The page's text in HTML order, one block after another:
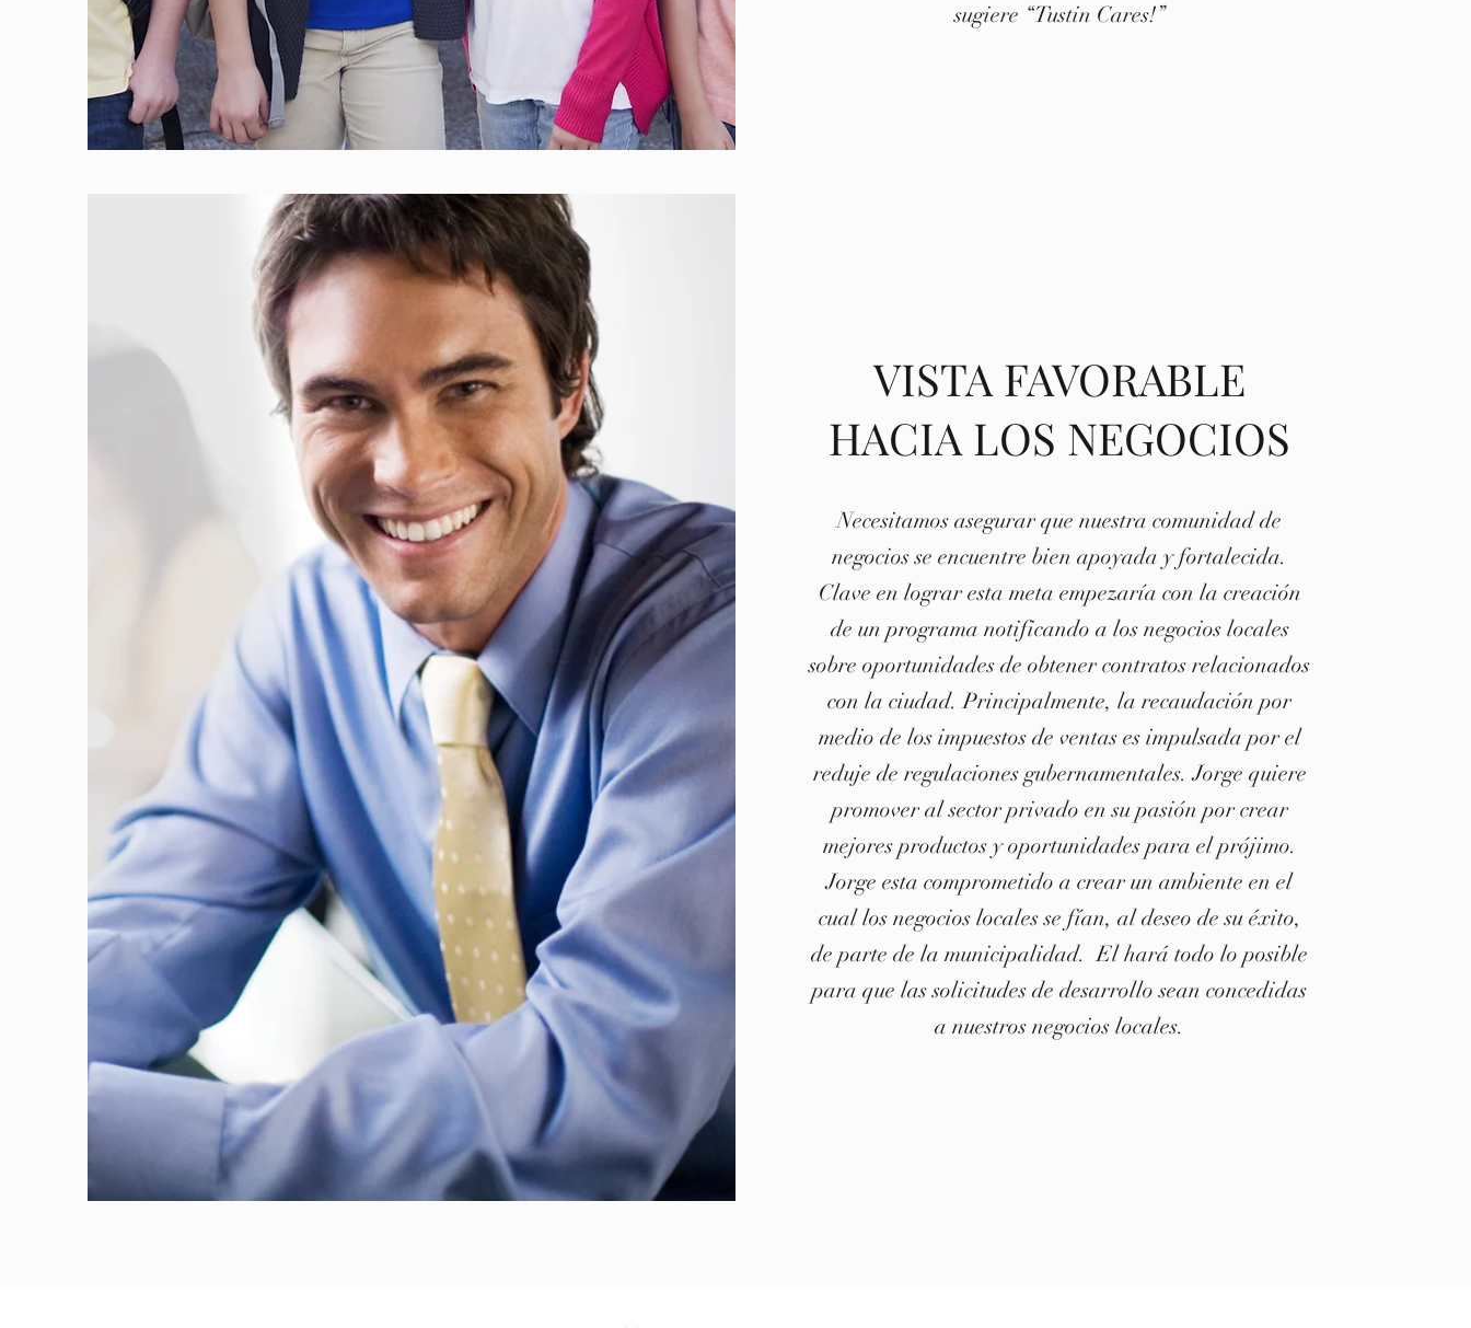
sugiere “Tustin Cares!”
VISTA FAVORABLE
HACIA LOS NEGOCIOS
Necesitamos asegurar que nuestra comunidad de
negocios se encuentre bien apoyada y fortalecida.
Clave en lograr esta meta empezaría con la creación
de un programa notificando a los negocios locales
sobre oportunidades de obtener contratos relacionados
con la ciudad. Principalmente, la recaudación por
medio de los impuestos de ventas es impulsada por el
reduje de regulaciones gubernamentales. Jorge quiere
promover al sector privado en su pasión por crear
mejores productos y oportunidades para el prójimo.
Jorge esta comprometido a crear un ambiente en el
cual los negocios locales se fían, al deseo de su éxito,
de parte de la municipalidad. El hará todo lo posible
para que las solicitudes de desarrollo sean concedidas
a nuestros negocios locales.